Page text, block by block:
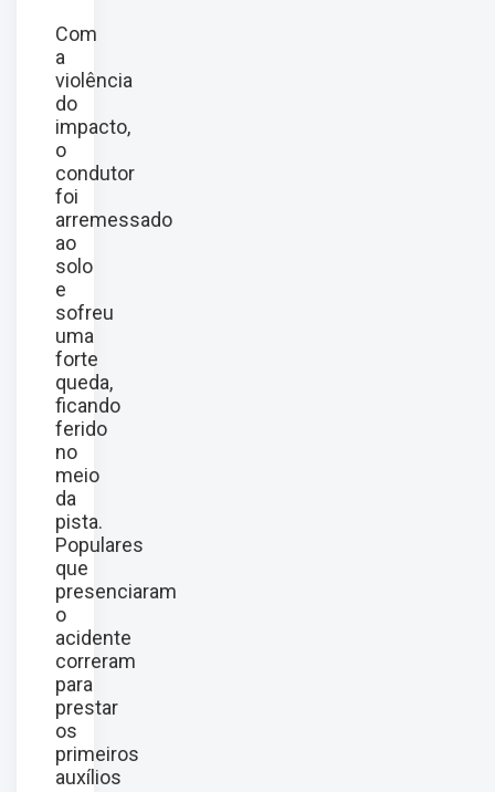
Com
a
violência
do
impacto,
o
condutor
foi
arremessado
ao
solo
e
sofreu
uma
forte
queda,
ficando
ferido
no
meio
da
pista.
Populares
que
presenciaram
o
acidente
correram
para
prestar
os
primeiros
auxílios